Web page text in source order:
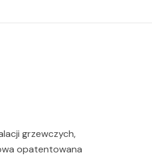
grzewczych,
opatentowana